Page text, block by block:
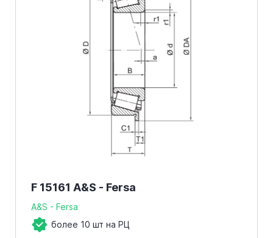
F 15161 A&S - Fersa
A&S - Fersa
более 10 шт на РЦ